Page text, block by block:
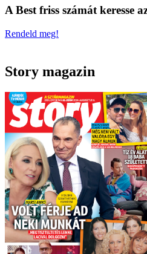
A Best friss számát keresse
Rendeld meg!
Story magazin